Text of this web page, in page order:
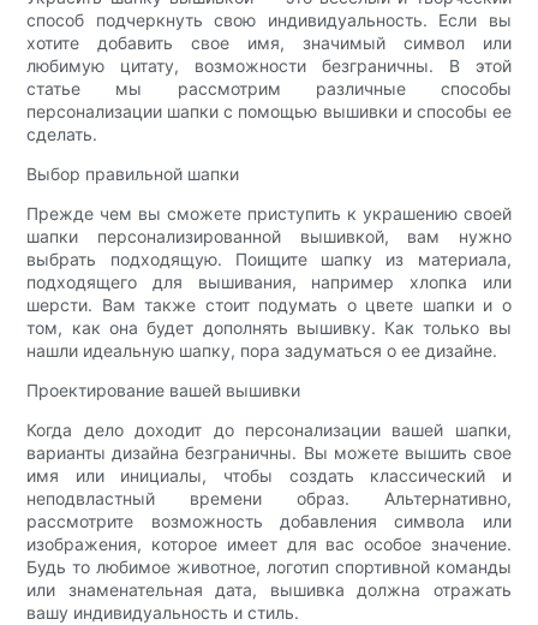
способ подчеркнуть свою индивидуальность. Если вы
хотите добавить свое имя, значимый символ или
любимую цитату, возможности безграничны. В этой
статье мы рассмотрим различные способы
персонализации шапки с помощью вышивки и способы ее
сделать.
Выбор правильной шапки
Прежде чем вы сможете приступить к украшению своей
шапки персонализированной вышивкой, вам нужно
выбрать подходящую. Поищите шапку из материала,
подходящего для вышивания, например хлопка или
шерсти. Вам также стоит подумать о цвете шапки и о
том, как она будет дополнять вышивку. Как только вы
нашли идеальную шапку, пора задуматься о ее дизайне.
Проектирование вашей вышивки
Когда дело доходит до персонализации вашей шапки,
варианты дизайна безграничны. Вы можете вышить свое
имя или инициалы, чтобы создать классический и
неподвластный времени образ. Альтернативно,
рассмотрите возможность добавления символа или
изображения, которое имеет для вас особое значение.
Будь то любимое животное, логотип спортивной команды
или знаменательная дата, вышивка должна отражать
вашу индивидуальность и стиль.